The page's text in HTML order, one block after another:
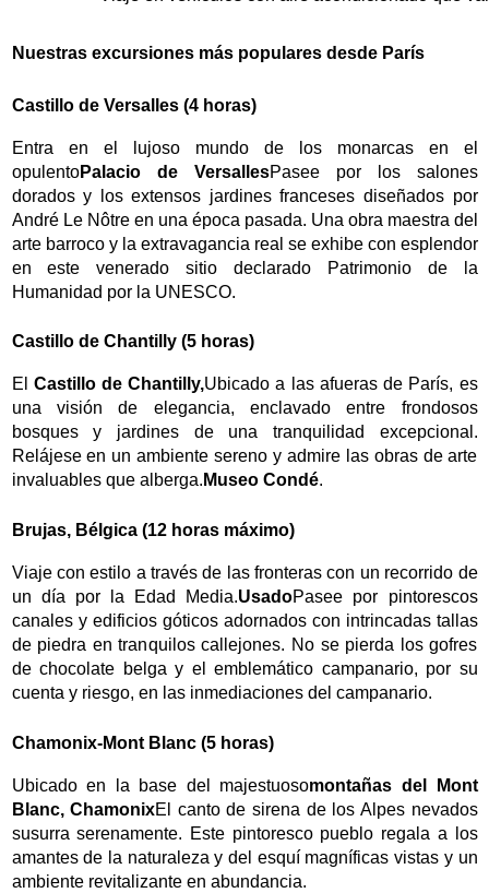
Nuestras excursiones más populares desde París
Castillo de Versalles (4 horas)
Entra en el lujoso mundo de los monarcas en el
opulentoPalacio de VersallesPasee por los salones
dorados y los extensos jardines franceses diseñados por
André Le Nôtre en una época pasada. Una obra maestra del
arte barroco y la extravagancia real se exhibe con esplendor
en este venerado sitio declarado Patrimonio de la
Humanidad por la UNESCO.
Castillo de Chantilly (5 horas)
El Castillo de Chantilly,Ubicado a las afueras de París, es
una visión de elegancia, enclavado entre frondosos
bosques y jardines de una tranquilidad excepcional.
Relájese en un ambiente sereno y admire las obras de arte
invaluables que alberga. Museo Condé.
Brujas, Bélgica (12 horas máximo)
Viaje con estilo a través de las fronteras con un recorrido de
un día por la Edad Media.UsadoPasee por pintorescos
canales y edificios góticos adornados con intrincadas tallas
de piedra en tranquilos callejones. No se pierda los gofres
de chocolate belga y el emblemático campanario, por su
cuenta y riesgo, en las inmediaciones del campanario.
Chamonix-Mont Blanc (5 horas)
Ubicado en la base del majestuosomontañas del Mont
Blanc, ChamonixEl canto de sirena de los Alpes nevados
susurra serenamente. Este pintoresco pueblo regala a los
amantes de la naturaleza y del esquí magníficas vistas y un
ambiente revitalizante en abundancia.